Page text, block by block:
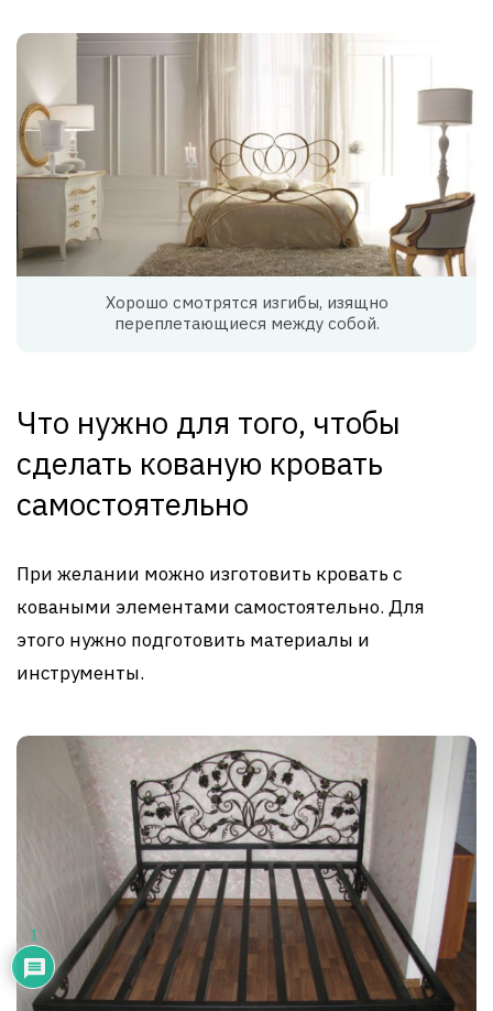
Хорошо смотрятся изгибы, изящно
переплетающиеся между собой.
Что нужно для того, чтобы
сделать кованую кровать
самостоятельно
При желании можно изготовить кровать с
коваными элементами самостоятельно. Для
этого нужно подготовить материалы и
инструменты.
1